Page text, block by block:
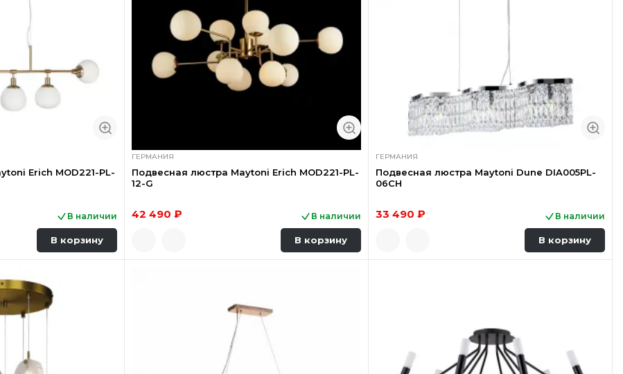
Erich MOD221-PL-
В наличии
В корзину
ГЕРМАНИЯ
Подвесная люстра Maytoni Erich MOD221-PL-
12-G
42 490 ₽ В наличии
В корзину
ГЕРМАНИЯ
Подвесная люстра Maytoni Dune DIA005PL-
06CH
33 490 ₽ В наличии
В корзину